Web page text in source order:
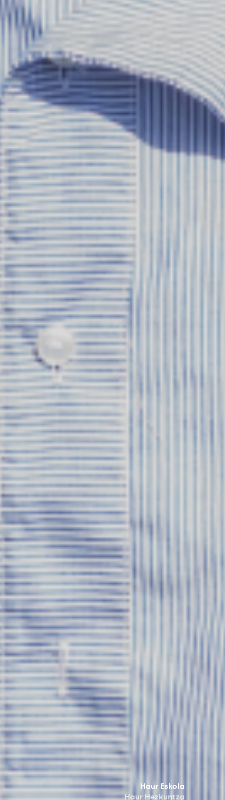
Haur Eskola
Haur Hezkuntza